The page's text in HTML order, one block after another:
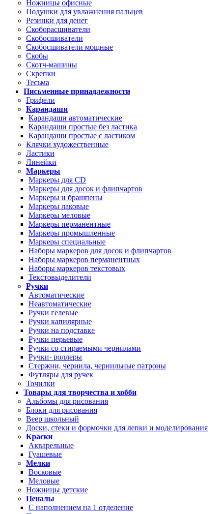
Ножницы офисные
Подушки для увлажнения пальцев
Резинки для денег
Скоборасшиватели
Скобосшиватели
Скобосшиватели мощные
Скобы
Скотч-машины
Скрепки
Тесьма
Письменные принадлежности
Грифели
Карандаши
Карандаши автоматические
Карандаши простые без ластика
Карандаши простые с ластиком
Клячки художественные
Ластики
Линейки
Маркеры
Маркеры для CD
Маркеры для досок и флипчартов
Маркеры и брашпены
Маркеры лаковые
Маркеры меловые
Маркеры перманентные
Маркеры промышленные
Маркеры специальные
Наборы маркеров для досок и флипчартов
Наборы маркеров перманентных
Наборы маркеров текстовых
Текстовыделители
Ручки
Автоматические
Неавтоматические
Ручки гелевые
Ручки капилярные
Ручки на подставке
Ручки перьевые
Ручки со стираемыми чернилами
Ручки- роллеры
Стержни, чернила, чернильные патроны
Футляры для ручек
Точилки
Товары для творчества и хобби
Альбомы для рисования
Блоки для рисования
Веер школьный
Доски, стеки и формочки для лепки и моделирования
Краски
Акварельные
Гуашевые
Мелки
Восковые
Меловые
Ножницы детские
Пеналы
С наполнением на 1 отделение